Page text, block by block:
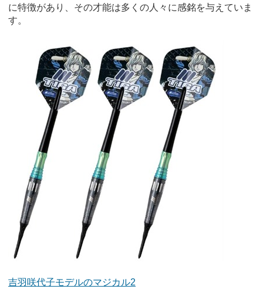
に特徴があり、その才能は多くの人々に感銘を与えていま
す。
吉羽咲代子モデルのマジカル2